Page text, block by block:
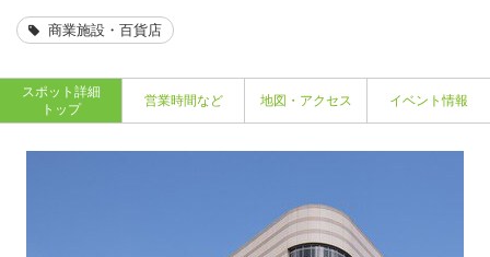
商業施設・百貨店
スポット詳細
トップ
営業時間など 地図・アクセス イベント情報